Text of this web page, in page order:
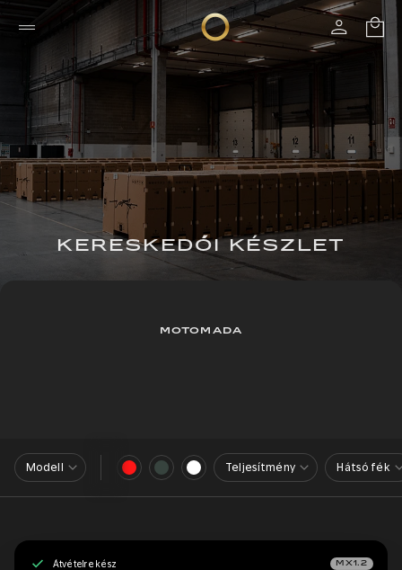
KERESKEDŐI KÉSZLET
MOTOMADA
Modell Teljesítmény Hátsó fék
Átvételre kész MX1.2